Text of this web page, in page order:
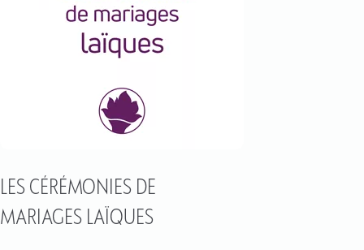
LES CÉRÉMONIES DE
MARIAGES LAÏQUES